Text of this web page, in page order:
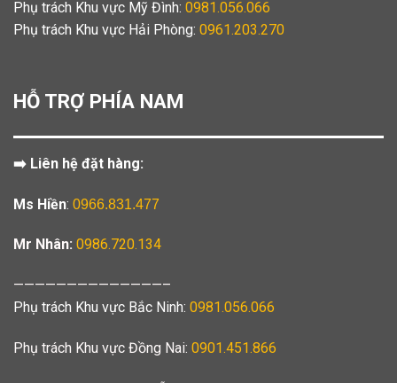
Phụ trách Khu vực Mỹ Đình: 0981.056.066
Phụ trách Khu vực Hải Phòng: 0961.203.270
HỖ TRỢ PHÍA NAM
➡️ Liên hệ đặt hàng:
Ms Hiền: 0966.831.477
Mr Nhân: 0986.720.134
——————————————–
Phụ trách Khu vực Bắc Ninh: 0981.056.066
Phụ trách Khu vực Đồng Nai: 0901.451.866